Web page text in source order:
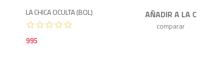
LA CHICA OCULTA (BOL)
995